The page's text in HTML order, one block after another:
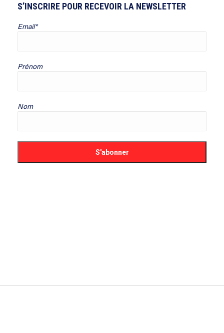
S’INSCRIRE POUR RECEVOIR LA NEWSLETTER
Email*
Prénom
Nom